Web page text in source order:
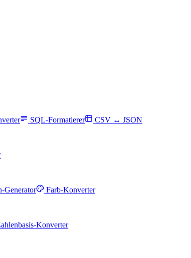
SQL-Formatierer
CSV ↔ JSON
Generator
Farb-Konverter
Konverter